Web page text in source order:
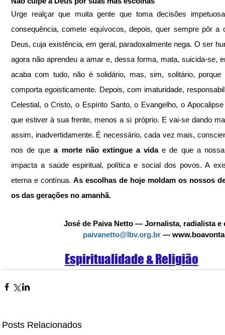
Urge realçar que muita gente que toma decisões
consequência, comete equívocos, depois, quer sempre pôr a
Deus, cuja existência, em geral, paradoxalmente nega. O ser
agora não aprendeu a amar e, dessa forma, mata, suicida-se,
acaba com tudo, não é solidário, mas, sim, solitário, porque
comporta egoisticamente. Depois, com imaturidade,
Celestial, o Cristo, o Espírito Santo, o Evangelho, o
que estiver à sua frente, menos a si próprio. E vai-se dando
assim, inadvertidamente. É necessário, cada vez mais,
nos de que a morte não extingue a vida e de que a nossa
impacta a saúde espiritual, política e social dos povos. A
eterna e contínua. As escolhas de hoje moldam os nossos
os das gerações no amanhã.
José de Paiva Netto ― Jornalista, radialista
paivanetto@lbv.org.br —
Espiritualidade & Religião
Posts Relacionados